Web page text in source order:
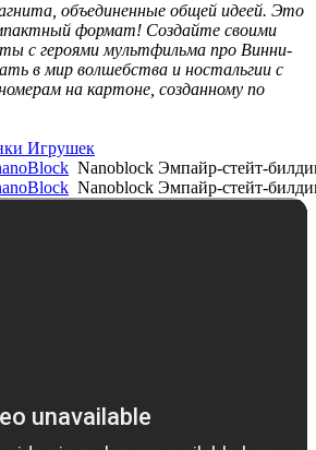
объединенные общей идеей. Это
формат! Создайте своими
с героями мультфильма про Винни-
в мир волшебства и ностальгии с
на картоне, созданному по
Игрушек
Nanoblock Эмпайр-стейт-
Nanoblock Эмпайр-стейт-